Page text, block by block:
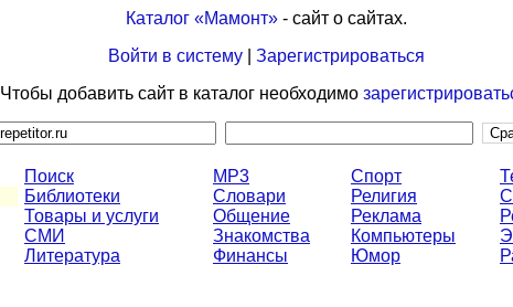
Каталог «Мамонт»- сайт о сайтах.
Войти в систему| Зарегистрироваться
Чтобы добавить сайт в каталог необходимо
Поиск
Библиотеки
Товары и услуги
СМИ
Литература
MP3
Словари
Общение
Знакомства
Финансы
Спорт
Религия
Реклама
Компьютеры
Юмор